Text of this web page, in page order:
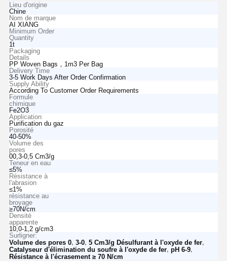
Lieu d'origine
Chine
Nom de marque
AI XIANG
Minimum Order
Quantity
1t
Packaging
Details
PP Woven Bags，1m3 Per Bag
Delivery Time
3-5 Work Days After Order Confirmation
Supply Ability
According To Customer Order Requirements
Formule
chimique
Fe2O3
Application
Purification du gaz
Porosité
40-50%
Volume des
pores
00,3-0,5 Cm3/g
Teneur en eau
≤5%
Résistance à
l'abrasion
≤1%
résistance au
broyage
≥70N/cm
Densité
apparente
10,0-1,2 g/cm3
Surligner:
Volume des pores 0, 3-0, 5 Cm3/g Désulfurant à l'oxyde de fer,
Catalyseur d'élimination du soufre à l'oxyde de fer, pH 6-9,
Résistance à l'écrasement ≥ 70 N/cm